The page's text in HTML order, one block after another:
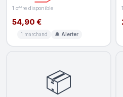
1 offre disponible
54,90 €
1 marchand 🔔 Alerter
📦